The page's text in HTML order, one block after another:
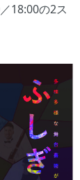
18:00の2ス